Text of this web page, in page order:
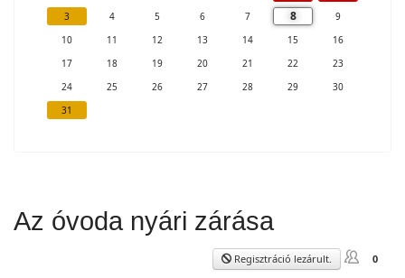
3
4 5 6 7 8
9
10
11 12 13 14 15
16
17
18 19 20 21 22
23
24
25 26 27 28 29
30
31
Az óvoda nyári zárása
Regisztráció lezárult. 0